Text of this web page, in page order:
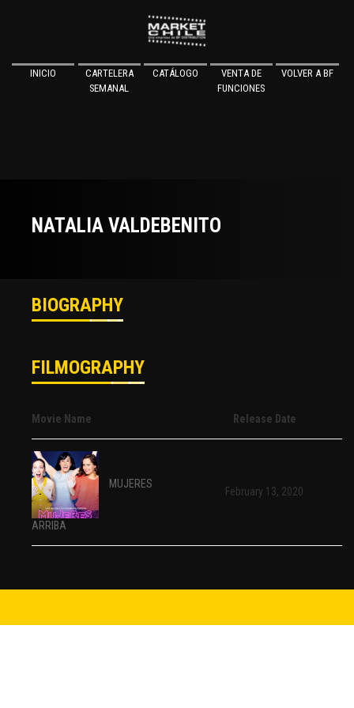
INICIO
CARTELERA
SEMANAL
CATÁLOGO
VENTA DE
FUNCIONES
VOLVER A BF
NATALIA VALDEBENITO
BIOGRAPHY
FILMOGRAPHY
Movie Name Release Date
MUJERES
ARRIBA
February 13, 2020